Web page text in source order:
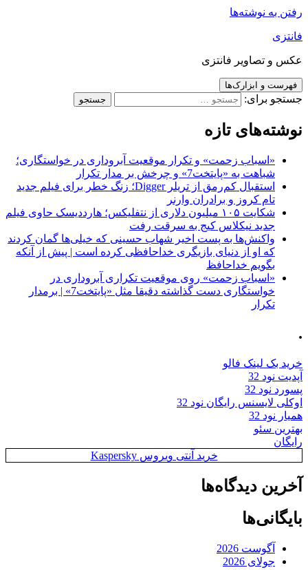
رفتن به نوشته‌ها
فانتزی
عکس و تصاویر فانتزی
فهرست و ابزارک‌ها
جستجو برای:
نوشته‌های تازه
«اسباب زحمت» و تکرار موقعیت آبروداری در خواستگاری؛
شباهت به «پایتخت7» و چرخش بر مدار تکرار
استقبال کم‌رمق از تریلر Digger؛ زنگ خطر برای فیلم جدید
تام کروز و برادران وارنر
شکایت ۱۰۵ میلیون دلاری از نتفلیکس؛ هارددیسک حاوی فیلم
جدید نیکلاس کیج به سرقت رفت
واکنش‌ها به پست اخیر شهاب حسینی که خیلی‌ها گمان کردند
که او از دنیای بازیگری خداحافظی کرده است | پیش از آنکه
بگویم خداحافظ
«اسباب زحمت» روی موقعیت تکراری آبروداری در
خواستگاری دست گذاشته دقیقا مثل «پایتخت7» | برمدار
تکرار
.
خرید بک لینک فالو
آپدیت نود 32
پسورد نود 32
اوکلی لایسنس رایگان نود 32
همیار نود 32
بهترین سئو
رایگان
خرید آنتی ویروس Kaspersky
آخرین دیدگاه‌ها
بایگانی‌ها
آگوست 2026
جولای 2026